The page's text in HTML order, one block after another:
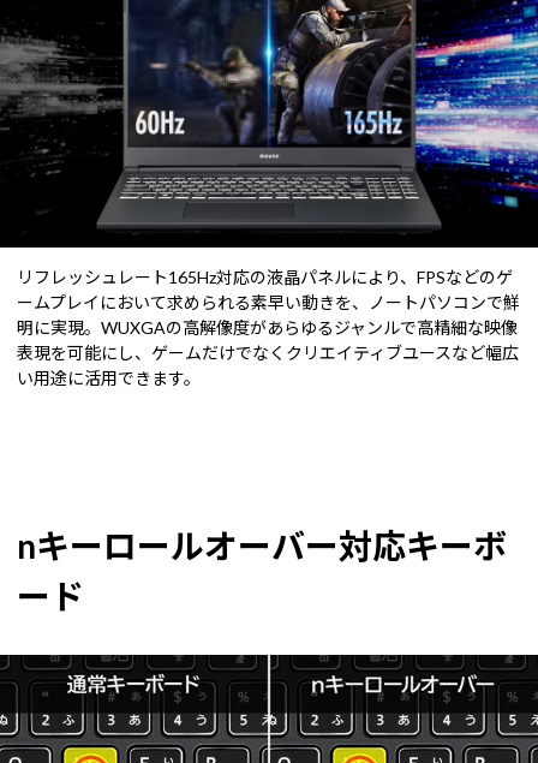
リフレッシュレート165Hz対応の液晶パネルにより、FPSなどのゲ
ームプレイにおいて求められる素早い動きを、ノートパソコンで鮮
明に実現。WUXGAの高解像度があらゆるジャンルで高精細な映像
表現を可能にし、ゲームだけでなくクリエイティブユースなど幅広
い用途に活用できます。
nキーロールオーバー対応キーボ
ード